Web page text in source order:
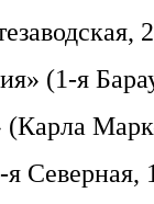
(1-я
Северная,